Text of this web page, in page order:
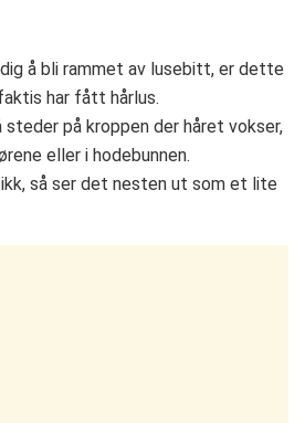
å bli rammet av lusebitt, er dette
har fått hårlus.
på kroppen der håret vokser,
eller i hodebunnen.
så ser det nesten ut som et lite